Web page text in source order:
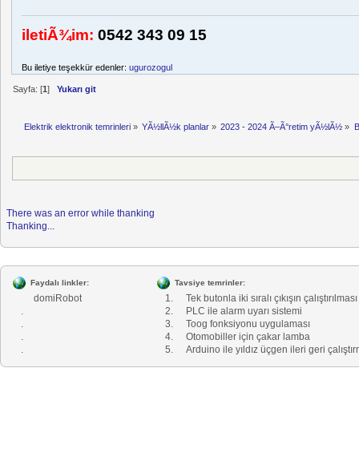
iletiÃ¾im: 0542 343 09 15
Bu iletiye teşekkür edenler:ugurozogul
Sayfa: [1] Yukarı git
Elektrik elektronik temrinleri» YÃ½llÃ½k planlar » 2023 - 2024 Ã–Ã°retim yÃ½lÃ½ »
There was an error while thanking
Thanking...
Faydalı linkler:
domiRobot
.
.
.
.
Tavsiye temrinler:
1.
Tek butonla iki sıralı çıkışın çalıştırılması
2.
PLC ile alarm uyarı sistemi
3.
Toog fonksiyonu uygulaması
4.
Otomobiller için çakar lamba
5.
Arduino ile yıldız üçgen ileri geri